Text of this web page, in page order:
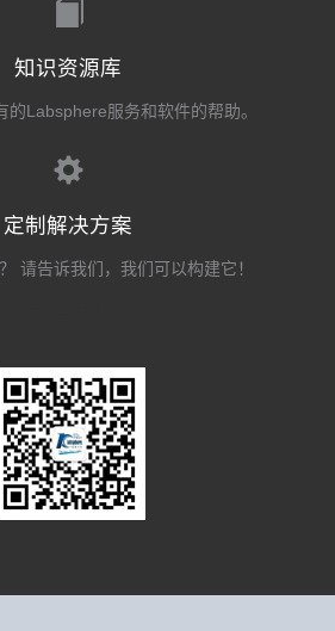
知识资源库
的Labsphere服务和软件的帮助。
定制解决方案
请告诉我们，我们可以构建它！